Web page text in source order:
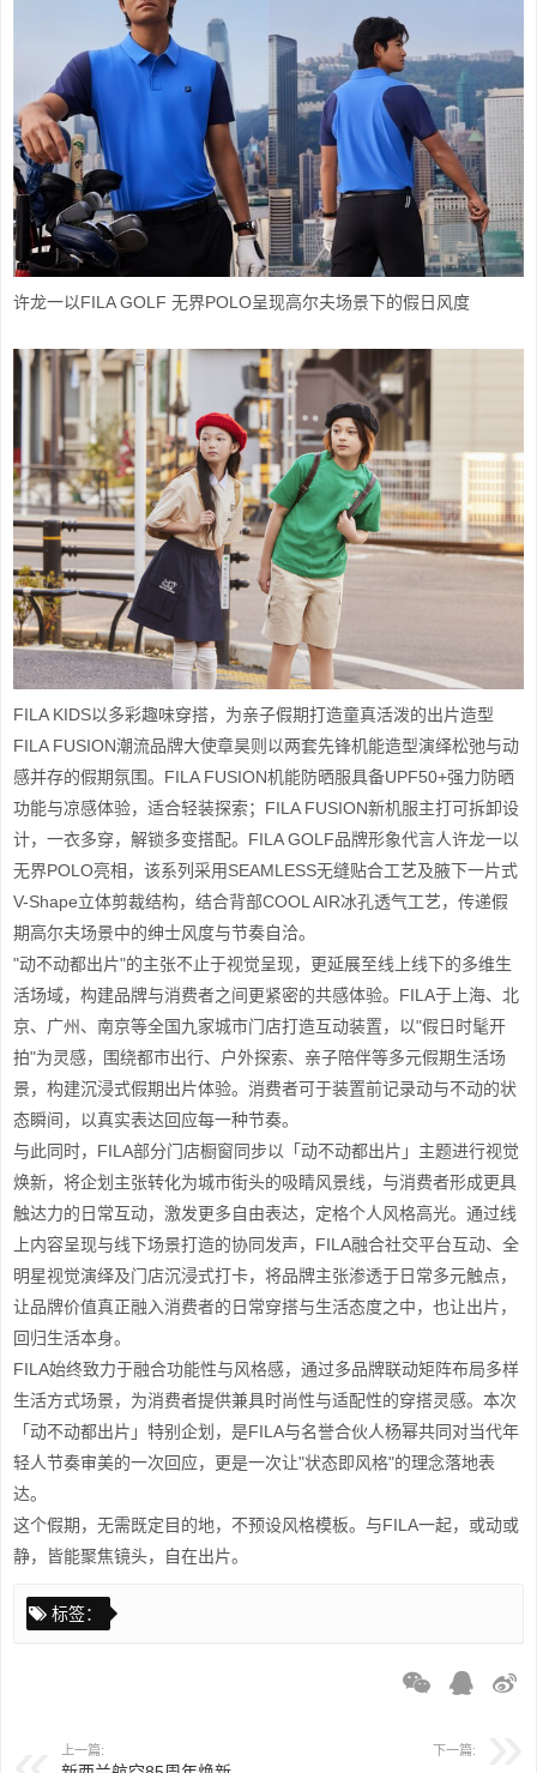
许龙一以FILA GOLF 无界POLO呈现高尔夫场景下的假日风度
FILA KIDS以多彩趣味穿搭，为亲子假期打造童真活泼的出片造型
FILA FUSION潮流品牌大使章昊则以两套先锋机能造型演绎松弛与动
感并存的假期氛围。FILA FUSION机能防晒服具备UPF50+强力防晒
功能与凉感体验，适合轻装探索；FILA FUSION新机服主打可拆卸设
计，一衣多穿，解锁多变搭配。FILA GOLF品牌形象代言人许龙一以
无界POLO亮相，该系列采用SEAMLESS无缝贴合工艺及腋下一片式
V-Shape立体剪裁结构，结合背部COOL AIR冰孔透气工艺，传递假
期高尔夫场景中的绅士风度与节奏自洽。
"动不动都出片"的主张不止于视觉呈现，更延展至线上线下的多维生
活场域，构建品牌与消费者之间更紧密的共感体验。FILA于上海、北
京、广州、南京等全国九家城市门店打造互动装置，以"假日时髦开
拍"为灵感，围绕都市出行、户外探索、亲子陪伴等多元假期生活场
景，构建沉浸式假期出片体验。消费者可于装置前记录动与不动的状
态瞬间，以真实表达回应每一种节奏。
与此同时，FILA部分门店橱窗同步以「动不动都出片」主题进行视觉
焕新，将企划主张转化为城市街头的吸睛风景线，与消费者形成更具
触达力的日常互动，激发更多自由表达，定格个人风格高光。通过线
上内容呈现与线下场景打造的协同发声，FILA融合社交平台互动、全
明星视觉演绎及门店沉浸式打卡，将品牌主张渗透于日常多元触点，
让品牌价值真正融入消费者的日常穿搭与生活态度之中，也让出片，
回归生活本身。
FILA始终致力于融合功能性与风格感，通过多品牌联动矩阵布局多样
生活方式场景，为消费者提供兼具时尚性与适配性的穿搭灵感。本次
「动不动都出片」特别企划，是FILA与名誉合伙人杨幂共同对当代年
轻人节奏审美的一次回应，更是一次让"状态即风格"的理念落地表
达。
这个假期，无需既定目的地，不预设风格模板。与FILA一起，或动或
静，皆能聚焦镜头，自在出片。
标签：
上一篇: 下一篇: